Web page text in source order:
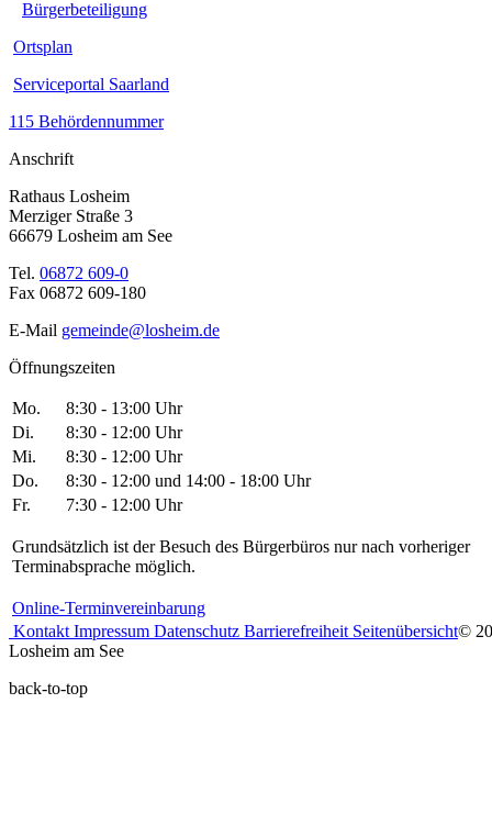
Bürgerbeteiligung
Ortsplan
Serviceportal Saarland
115 Behördennummer
Anschrift
Rathaus Losheim
Merziger Straße 3
66679 Losheim am See
Tel. 06872 609-0
Fax 06872 609-180
E-Mail gemeinde@losheim.de
Öffnungszeiten
Mo.
8:30 - 13:00 Uhr
Di.
8:30 - 12:00 Uhr
Mi.
8:30 - 12:00 Uhr
Do.
8:30 - 12:00 und 14:00 - 18:00 Uhr
Fr.
7:30 - 12:00 Uhr
Grundsätzlich ist der Besuch des Bürgerbüros nur nach vorheriger
Terminabsprache möglich.
Online-Terminvereinbarung
Kontakt Impressum Datenschutz Barrierefreiheit Seitenübersicht©
Losheim am See
back-to-top